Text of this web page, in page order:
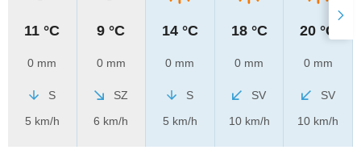
11 °C
0 mm
S
5 km/h
9 °C
0 mm
SZ
6 km/h
14 °C
0 mm
S
5 km/h
18 °C
0 mm
SV
10 km/h
20 °C
0 mm
SV
10 km/h